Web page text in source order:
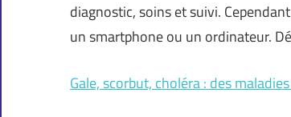
diagnostic, soins et suivi.
un smartphone ou un ordinateur.
Gale, scorbut, choléra : des